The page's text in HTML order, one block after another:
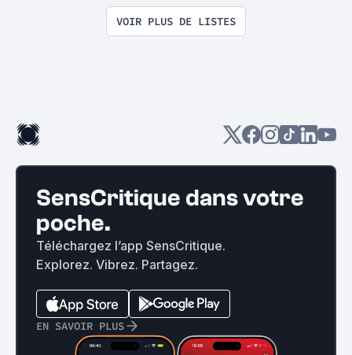
VOIR PLUS DE LISTES
SensCritique dans votre
poche.
Téléchargez l’app SensCritique.
Explorez. Vibrez. Partagez.
EN SAVOIR PLUS